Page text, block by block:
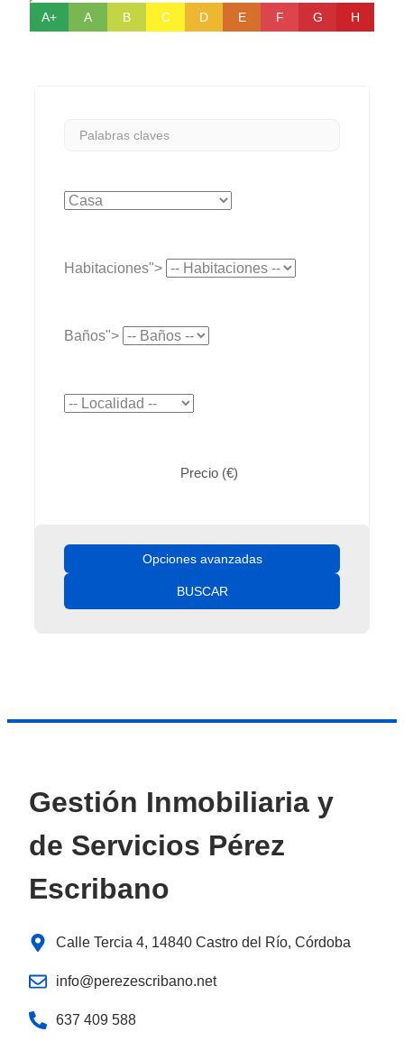
A+ A B C D E F G H
Habitaciones">
Baños">
Precio (€)
Opciones avanzadas
BUSCAR
Gestión Inmobiliaria y
de Servicios Pérez
Escribano
Calle Tercia 4, 14840 Castro del Río, Córdoba
info@perezescribano.net
637 409 588